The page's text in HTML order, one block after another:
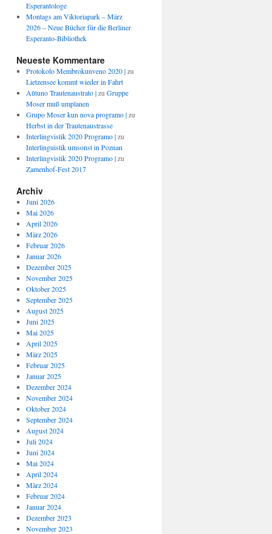
Esperantologe
Montags am Viktoriapark – März
2026 – Neue Bücher für die Berliner
Esperanto-Bibliothek
Neueste Kommentare
Protokolo Membrokunveno 2020 |zu
Lietzensee kommt wieder in Fahrt
Aŭtuno Trautenaustrato |zu Gruppe
Moser muß umplanen
Grupo Moser kun nova programo |zu
Herbst in der Trautenaustrasse
Interlingvistik 2020 Programo |zu
Interlinguistik umsonst in Poznan
Interlingvistik 2020 Programo |zu
Zamenhof-Fest 2017
Archiv
Juni 2026
Mai 2026
April 2026
März 2026
Februar 2026
Januar 2026
Dezember 2025
November 2025
Oktober 2025
September 2025
August 2025
Juni 2025
Mai 2025
April 2025
März 2025
Februar 2025
Januar 2025
Dezember 2024
November 2024
Oktober 2024
September 2024
August 2024
Juli 2024
Juni 2024
Mai 2024
April 2024
März 2024
Februar 2024
Januar 2024
Dezember 2023
November 2023